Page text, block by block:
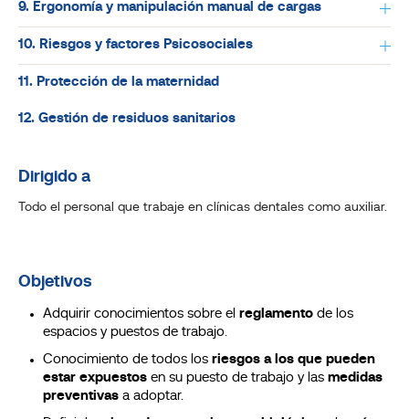
9. Ergonomía y manipulación manual de cargas
10. Riesgos y factores Psicosociales
11. Protección de la maternidad
12. Gestión de residuos sanitarios
Dirigido a
Todo el personal que trabaje en clínicas dentales como auxiliar.
Objetivos
Adquirir conocimientos sobre el reglamento de los
espacios y puestos de trabajo.
Conocimiento de todos los riesgos a los que pueden
estar expuestos en su puesto de trabajo y las medidas
preventivas a adoptar.